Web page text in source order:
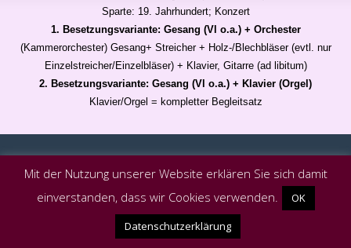
Sparte: 19. Jahrhundert; Konzert
1. Besetzungsvariante: Gesang (Vl o.a.) + Orchester
(Kammerorchester) Gesang+ Streicher + Holz-/Blechbläser (evtl. nur
Einzelstreicher/Einzelbläser) + Klavier, Gitarre (ad libitum)
2. Besetzungsvariante: Gesang (Vl o.a.) + Klavier (Orgel)
Klavier/Orgel = kompletter Begleitsatz
Mit der Nutzung unserer Website erklären Sie sich damit
einverstanden, dass wir Cookies verwenden.
OK
Datenschutzerklärung